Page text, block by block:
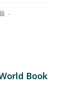
Book